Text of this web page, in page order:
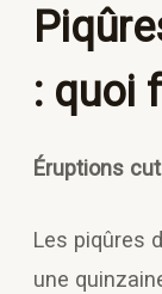
: quoi
Éruptions
Les piqûres
une